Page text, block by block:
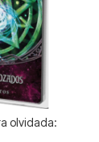
olvidada: